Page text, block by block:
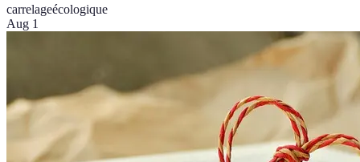
carrelageécologique
Aug 1